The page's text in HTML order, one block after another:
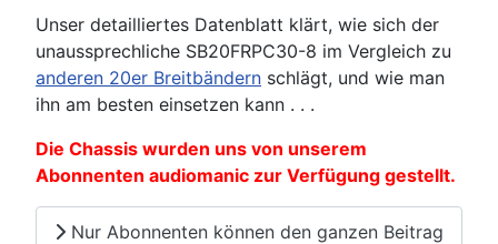
Unser detailliertes Datenblatt klärt, wie sich der
unaussprechliche SB20FRPC30-8 im Vergleich zu
anderen 20er Breitbändern schlägt, und wie man
ihn am besten einsetzen kann . . .
Die Chassis wurden uns von unserem
Abonnenten audiomanic zur Verfügung gestellt.
Nur Abonnenten können den ganzen Beitrag